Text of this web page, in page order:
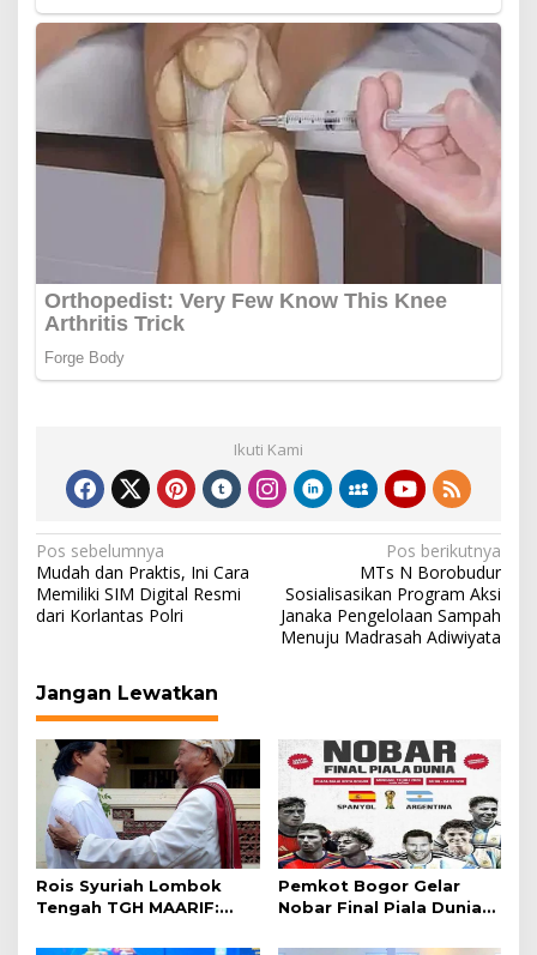
Ikuti Kami
Navigasi
pos
Pos sebelumnya
Mudah dan Praktis, Ini Cara
Memiliki SIM Digital Resmi
dari Korlantas Polri
Pos berikutnya
MTs N Borobudur
Sosialisasikan Program Aksi
Janaka Pengelolaan Sampah
Menuju Madrasah Adiwiyata
Jangan Lewatkan
Rois Syuriah Lombok
Tengah TGH MAARIF:
Abad Kedua NU”
Pemkot Bogor Gelar
Nobar Final Piala Dunia